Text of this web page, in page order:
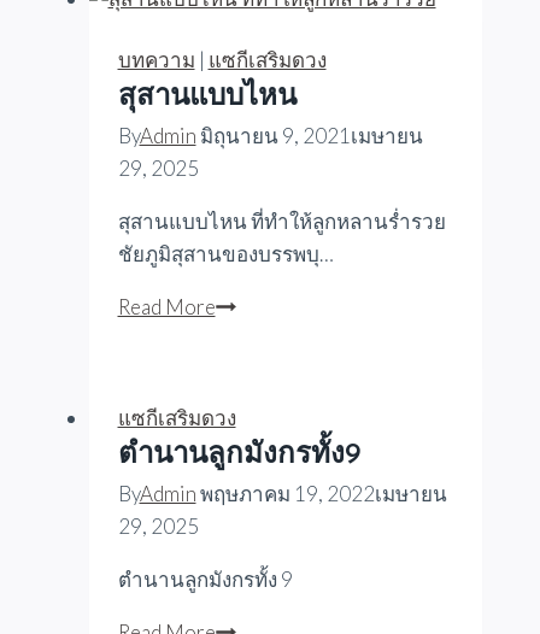
บทความ | แซกีเสริมดวง
สุสานแบบไหน
ByAdmin มิถุนายน 9, 2021 เมษายน
29, 2025
สุสานแบบไหน ที่ทำให้ลูกหลานร่ำรวย
ชัยภูมิสุสานของบรรพบุ…
Read Moreสุสาน
แซกีเสริมดวง
ตำนานลูกมังกรทั้ง9
ByAdminพฤษภาคม 19, 2022เมษายน
29, 2025
ตำนานลูกมังกรทั้ง 9